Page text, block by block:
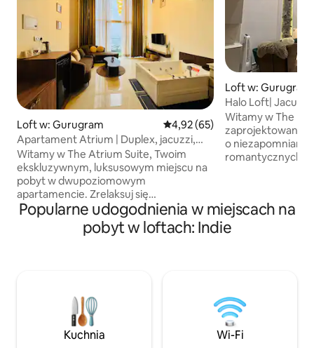
Loft w: Gurugram Średnia ocena: 4,92 na 5,
4,92 (65)
Apartament Atrium | Duplex, jacuzzi,
samodzielne zameldowanie
Witamy w The Atrium Suite, Twoim
ekskluzywnym, luksusowym miejscu na
pobyt w dwupoziomowym
apartamencie. Zrelaksuj się
w prywatnym jacuzzi dla dwojga lub na
balkonie z panoramicznym widokiem na
miasto i autostradę. Ta bardzo
wnętrza, szybkie Wi-Fi i platformy OTT.
Skorzystaj z bezproblemowego
samodzielnego zameldowania,
bezpłatnego parkingu w piwnicy
Loft w: Gurugram
Halo Loft|
lotniska| M3M
Witamy w The
zaprojektowanym
o
romantycznych
łączy
jacuzzi, tworząc
trudno znaleźć
każdy zakątek
zaprojektowany
zwolnić tempo i
Popularne udogodnienia w miejscach na
pobyt w loftach: Indie
Kuchnia Wi-Fi